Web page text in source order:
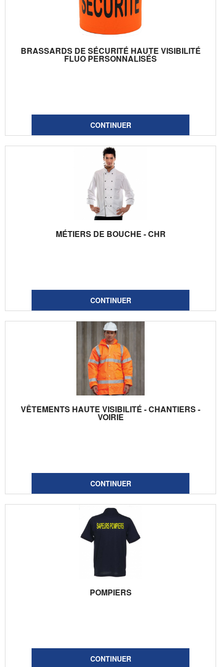
BRASSARDS DE SÉCURITÉ HAUTE VISIBILITÉ
FLUO PERSONNALISÉS
MÉTIERS DE BOUCHE - CHR
VÊTEMENTS HAUTE VISIBILITÉ - CHANTIERS -
VOIRIE
POMPIERS